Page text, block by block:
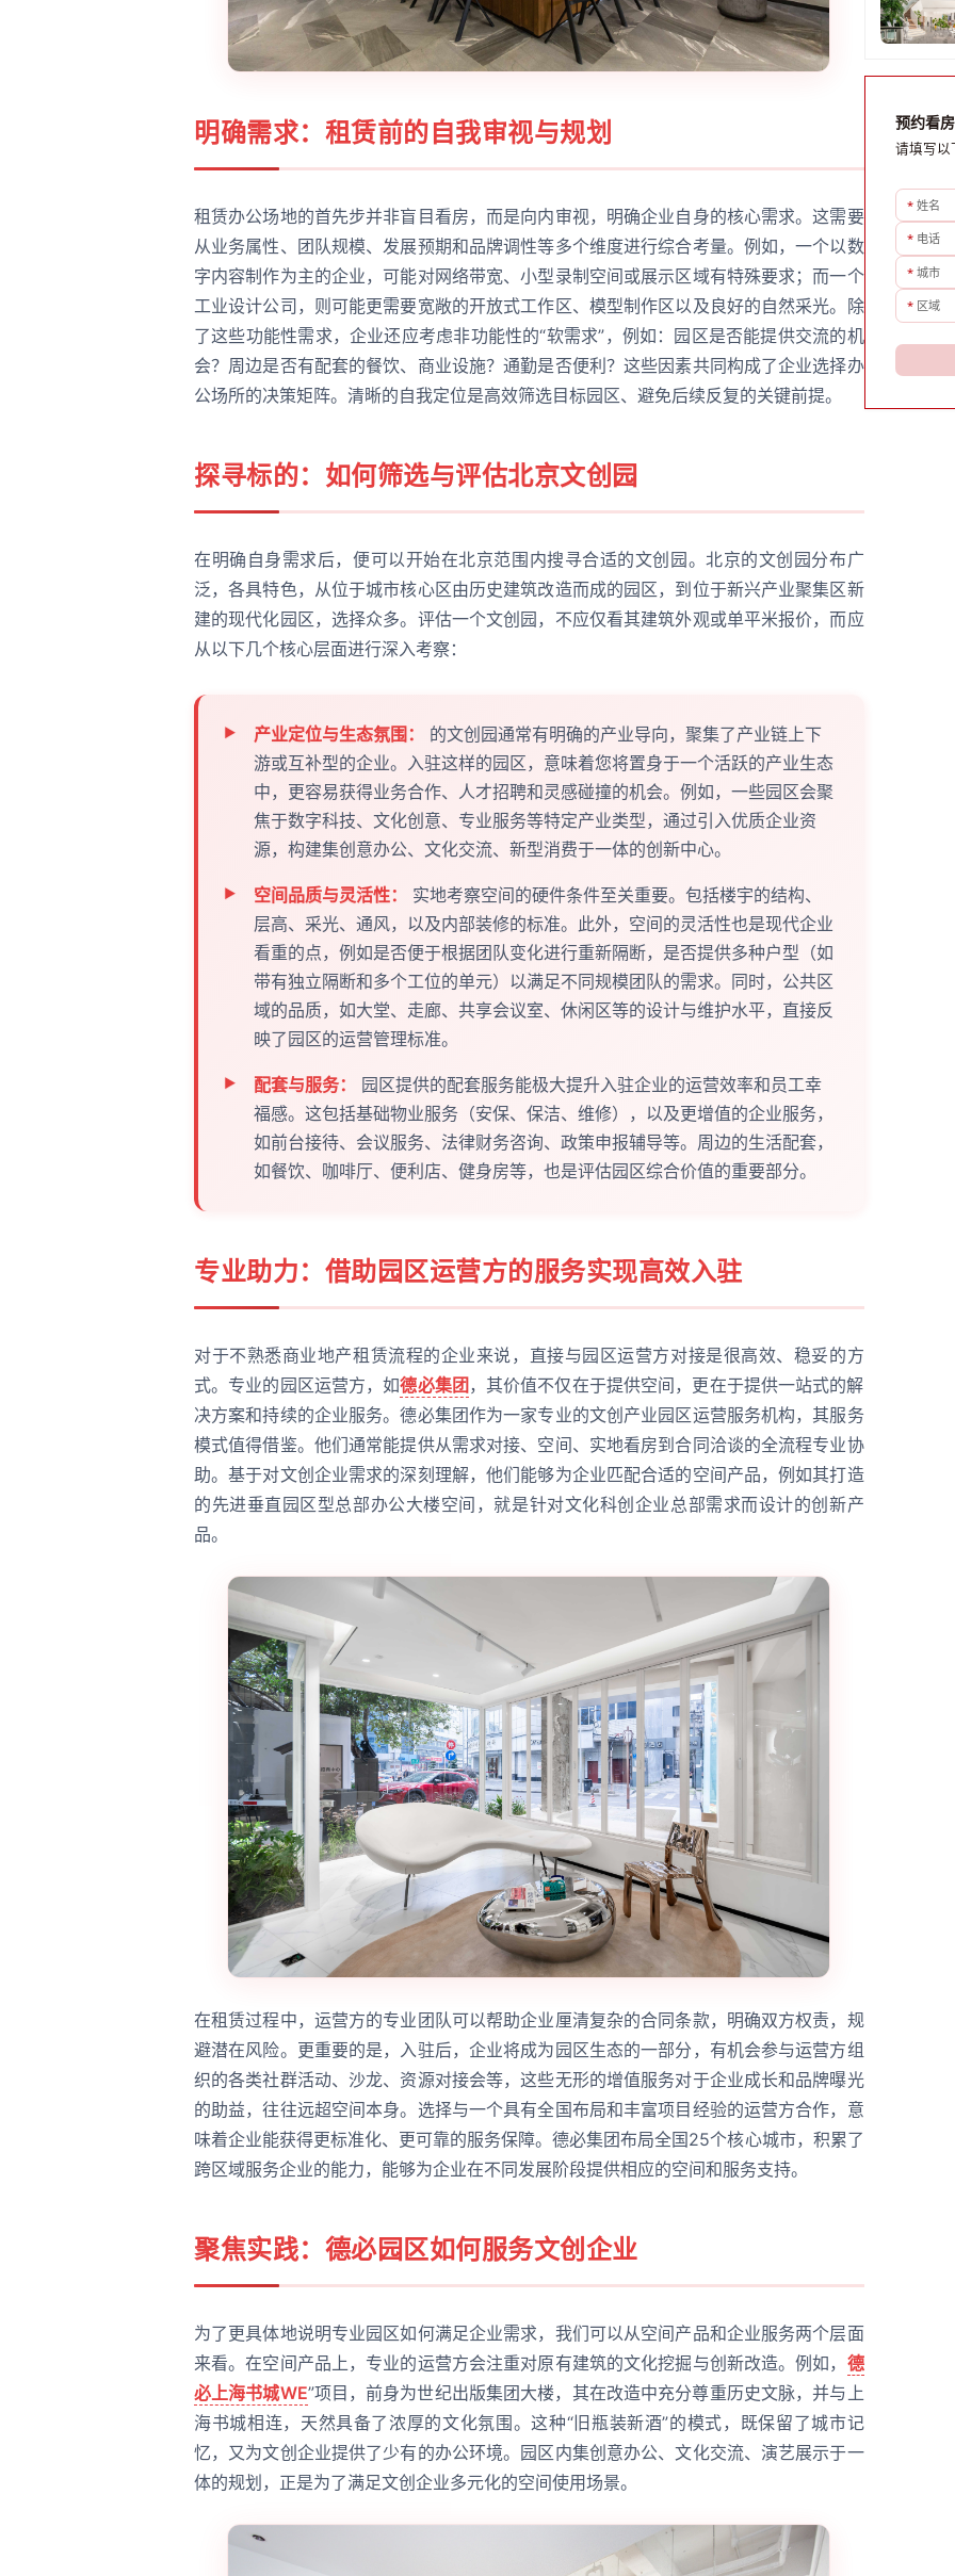
明确需求：租赁前的自我审视与规划
租赁办公场地的首先步并非盲目看房，而是向内审视，明确企业自身的核心需求。这需要
从业务属性、团队规模、发展预期和品牌调性等多个维度进行综合考量。例如，一个以数
字内容制作为主的企业，可能对网络带宽、小型录制空间或展示区域有特殊要求；而一个
工业设计公司，则可能更需要宽敞的开放式工作区、模型制作区以及良好的自然采光。除
了这些功能性需求，企业还应考虑非功能性的“软需求”，例如：园区是否能提供交流的机
会？周边是否有配套的餐饮、商业设施？通勤是否便利？这些因素共同构成了企业选择办
公场所的决策矩阵。清晰的自我定位是高效筛选目标园区、避免后续反复的关键前提。
探寻标的：如何筛选与评估北京文创园
在明确自身需求后，便可以开始在北京范围内搜寻合适的文创园。北京的文创园分布广
泛，各具特色，从位于城市核心区由历史建筑改造而成的园区，到位于新兴产业聚集区新
建的现代化园区，选择众多。评估一个文创园，不应仅看其建筑外观或单平米报价，而应
从以下几个核心层面进行深入考察：
产业定位与生态氛围：
的文创园通常有明确的产业导向，聚集了产业链上下
游或互补型的企业。入驻这样的园区，意味着您将置身于一个活跃的产业生态
中，更容易获得业务合作、人才招聘和灵感碰撞的机会。例如，一些园区会聚
焦于数字科技、文化创意、专业服务等特定产业类型，通过引入优质企业资
源，构建集创意办公、文化交流、新型消费于一体的创新中心。
空间品质与灵活性：
实地考察空间的硬件条件至关重要。包括楼宇的结构、
层高、采光、通风，以及内部装修的标准。此外，空间的灵活性也是现代企业
看重的点，例如是否便于根据团队变化进行重新隔断，是否提供多种户型（如
带有独立隔断和多个工位的单元）以满足不同规模团队的需求。同时，公共区
域的品质，如大堂、走廊、共享会议室、休闲区等的设计与维护水平，直接反
映了园区的运营管理标准。
配套与服务：
园区提供的配套服务能极大提升入驻企业的运营效率和员工幸
福感。这包括基础物业服务（安保、保洁、维修），以及更增值的企业服务，
如前台接待、会议服务、法律财务咨询、政策申报辅导等。周边的生活配套，
如餐饮、咖啡厅、便利店、健身房等，也是评估园区综合价值的重要部分。
专业助力：借助园区运营方的服务实现高效入驻
对于不熟悉商业地产租赁流程的企业来说，直接与园区运营方对接是很高效、稳妥的方
式。专业的园区运营方，如德必集团，其价值不仅在于提供空间，更在于提供一站式的解
决方案和持续的企业服务。德必集团作为一家专业的文创产业园区运营服务机构，其服务
模式值得借鉴。他们通常能提供从需求对接、空间、实地看房到合同洽谈的全流程专业协
助。基于对文创企业需求的深刻理解，他们能够为企业匹配合适的空间产品，例如其打造
的先进垂直园区型总部办公大楼空间，就是针对文化科创企业总部需求而设计的创新产
品。
在租赁过程中，运营方的专业团队可以帮助企业厘清复杂的合同条款，明确双方权责，规
避潜在风险。更重要的是，入驻后，企业将成为园区生态的一部分，有机会参与运营方组
织的各类社群活动、沙龙、资源对接会等，这些无形的增值服务对于企业成长和品牌曝光
的助益，往往远超空间本身。选择与一个具有全国布局和丰富项目经验的运营方合作，意
味着企业能获得更标准化、更可靠的服务保障。德必集团布局全国25个核心城市，积累了
跨区域服务企业的能力，能够为企业在不同发展阶段提供相应的空间和服务支持。
聚焦实践：德必园区如何服务文创企业
为了更具体地说明专业园区如何满足企业需求，我们可以从空间产品和企业服务两个层面
来看。在空间产品上，专业的运营方会注重对原有建筑的文化挖掘与创新改造。例如， 德
必上海书城WE”项目，前身为世纪出版集团大楼，其在改造中充分尊重历史文脉，并与上
海书城相连，天然具备了浓厚的文化氛围。这种“旧瓶装新酒”的模式，既保留了城市记
忆，又为文创企业提供了少有的办公环境。园区内集创意办公、文化交流、演艺展示于一
体的规划，正是为了满足文创企业多元化的空间使用场景。
预约看房
请填写以
* 姓名
* 电话
* 城市
* 区域